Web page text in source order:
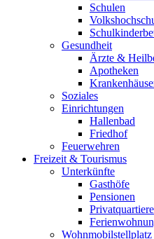
Schulen
Gesundheit
Ärzte &
Apotheken
Soziales
Einrichtungen
Hallenbad
Friedhof
Feuerwehren
Freizeit & Tourismus
Unterkünfte
Gasthöfe
Pensionen
Privatquartiere
Wohnmobilstellplatz